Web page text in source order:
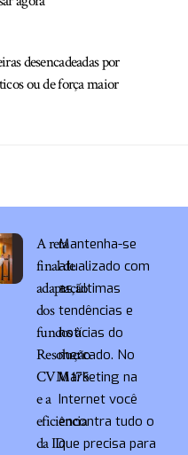
desencadeadas por
ou de força maior
A reta
final de
adaptação
dos
fundos à
Resolução
CVM 175
e a
eficiência
da ID
Mantenha-se
atualizado com
as últimas
tendências e
notícias do
mercado. No
Marketing na
Internet você
encontra tudo o
que precisa para